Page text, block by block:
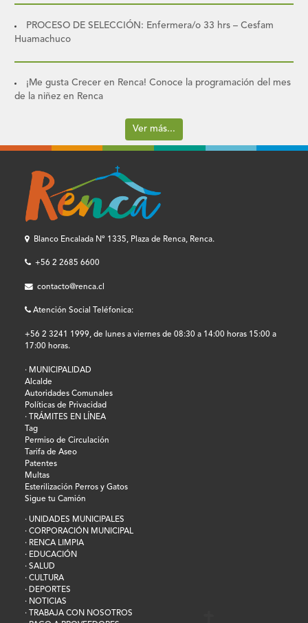
PROCESO DE SELECCIÓN: Enfermera/o 33 hrs – Cesfam
Huamachuco
¡Me gusta Crecer en Renca! Conoce la programación del mes
de la niñez en Renca
Ver más...
Blanco Encalada Nº 1335, Plaza de Renca, Renca.
+56 2 2685 6600
contacto@renca.cl
Atención Social Teléfonica:
+56 2 3241 1999, de lunes a viernes de 08:30 a 14:00 horas 15:00 a
17:00 horas.
· MUNICIPALIDAD
Alcalde
Autoridades Comunales
Políticas de Privacidad
· TRÁMITES EN LÍNEA
Tag
Permiso de Circulación
Tarifa de Aseo
Patentes
Multas
Esterilización Perros y Gatos
Sigue tu Camión
· UNIDADES MUNICIPALES
· CORPORACIÓN MUNICIPAL
· RENCA LIMPIA
· EDUCACIÓN
· SALUD
· CULTURA
· DEPORTES
· NOTICIAS
· TRABAJA CON NOSOTROS